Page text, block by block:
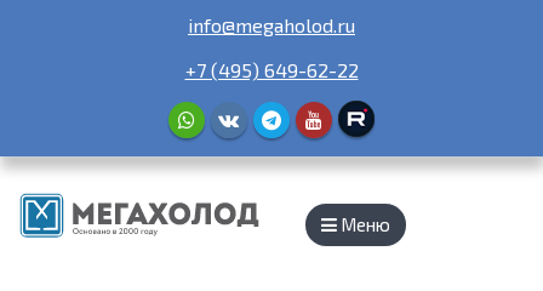
info@megaholod.ru
+7 (495) 649-62-22
Меню